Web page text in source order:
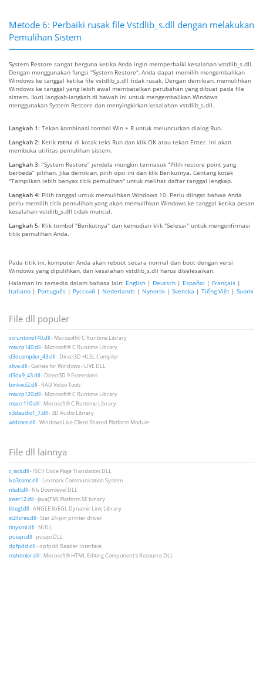
Metode 6: Perbaiki rusak file Vstdlib_s.dll dengan melakukan
Pemulihan Sistem
System Restore sangat berguna ketika Anda ingin memperbaiki kesalahan vstdlib_s.dll.
Dengan menggunakan fungsi "System Restore", Anda dapat memilih mengembalikan
Windows ke tanggal ketika file vstdlib_s.dll tidak rusak. Dengan demikian, memulihkan
Windows ke tanggal yang lebih awal membatalkan perubahan yang dibuat pada file
sistem. Ikuti langkah-langkah di bawah ini untuk mengembalikan Windows
menggunakan System Restore dan menyingkirkan kesalahan vstdlib_s.dll.
Langkah 1: Tekan kombinasi tombol Win + R untuk meluncurkan dialog Run.
Langkah 2: Ketik rstrui di kotak teks Run dan klik OK atau tekan Enter. Ini akan
membuka utilitas pemulihan sistem.
Langkah 3: “System Restore” jendela mungkin termasuk “Pilih restore point yang
berbeda” pilihan. Jika demikian, pilih opsi ini dan klik Berikutnya. Centang kotak
"Tampilkan lebih banyak titik pemulihan" untuk melihat daftar tanggal lengkap.
Langkah 4: Pilih tanggal untuk memulihkan Windows 10. Perlu diingat bahwa Anda
perlu memilih titik pemulihan yang akan memulihkan Windows ke tanggal ketika pesan
kesalahan vstdlib_s.dll tidak muncul.
Langkah 5: Klik tombol "Berikutnya" dan kemudian klik "Selesai" untuk mengonfirmasi
titik pemulihan Anda.
Pada titik ini, komputer Anda akan reboot secara normal dan boot dengan versi
Windows yang dipulihkan, dan kesalahan vstdlib_s.dll harus diselesaikan.
Halaman ini tersedia dalam bahasa lain: English | Deutsch | Español | Français |
Italiano | Português | Русский | Nederlands | Nynorsk | Svenska | Tiếng Việt | Suomi
File dll populer
vcruntime140.dll- Microsoft® C Runtime Library
msvcp140.dll- Microsoft® C Runtime Library
d3dcompiler_43.dll- Direct3D HLSL Compiler
xlive.dll- Games for Windows - LIVE DLL
d3dx9_43.dll- Direct3D 9 Extensions
binkw32.dll- RAD Video Tools
msvcp120.dll- Microsoft® C Runtime Library
msvcr110.dll- Microsoft® C Runtime Library
x3daudio1_7.dll- 3D Audio Library
wldcore.dll- Windows Live Client Shared Platform Module
File dll lainnya
c_iscii.dll- ISCII Code Page Translation DLL
lxa3comc.dll- Lexmark Communication System
nlsdl.dll- Nls Downlevel DLL
ioser12.dll- Java(TM) Platform SE binary
libegl.dll- ANGLE libEGL Dynamic Link Library
st24cres.dll- Star 24-pin printer driver
tinyxml.dll- NULL
puiapi.dll- puiapi DLL
dpfpdd.dll- dpfpdd Reader Interface
mshtmler.dll- Microsoft® HTML Editing Component's Resource DLL